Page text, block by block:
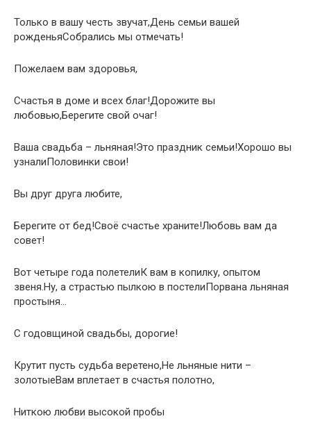
Только в вашу честь звучат,День семьи вашей
рожденьяСобрались мы отмечать!
Пожелаем вам здоровья,
Счастья в доме и всех благ!Дорожите вы
любовью,Берегите свой очаг!
Ваша свадьба – льняная!Это праздник семьи!Хорошо вы
узналиПоловинки свои!
Вы друг друга любите,
Берегите от бед!Своё счастье храните!Любовь вам да
совет!
Вот четыре года полетелиК вам в копилку, опытом
звеня.Ну, а страстью пылкою в постелиПорвана льняная
простыня…
С годовщиной свадьбы, дорогие!
Крутит пусть судьба веретено,Не льняные нити –
золотыеВам вплетает в счастья полотно,
Ниткою любви высокой пробы